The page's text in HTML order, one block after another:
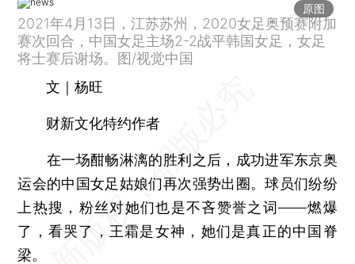
原图
2021年4月13日，江苏苏州，2020女足奥预赛附加
赛次回合，中国女足主场2-2战平韩国女足，女足
将士赛后谢场。图/视觉中国
文｜杨旺
财新文化特约作者
在一场酣畅淋漓的胜利之后，成功进军东京奥
运会的中国女足姑娘们再次强势出圈。球员们纷纷
上热搜，粉丝对她们也是不吝赞誉之词——燃爆
了，看哭了，王霜是女神，她们是真正的中国脊
梁。